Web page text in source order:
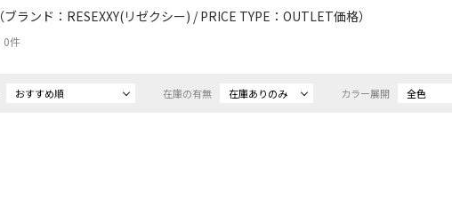
（ブランド：RESEXXY(リゼクシー) / PRICE TYPE：OUTLET価格）
0件
おすすめ順 在庫の有無 在庫ありのみ カラー展開 全色